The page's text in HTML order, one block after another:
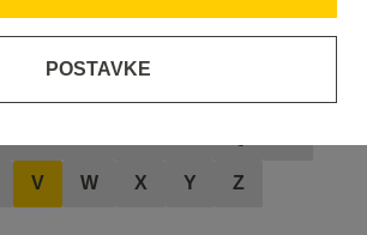
V W X Y Z
POSTAVKE